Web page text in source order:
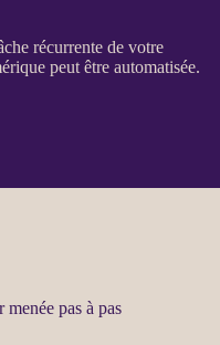
récurrente de votre
peut être automatisée.
pas à pas